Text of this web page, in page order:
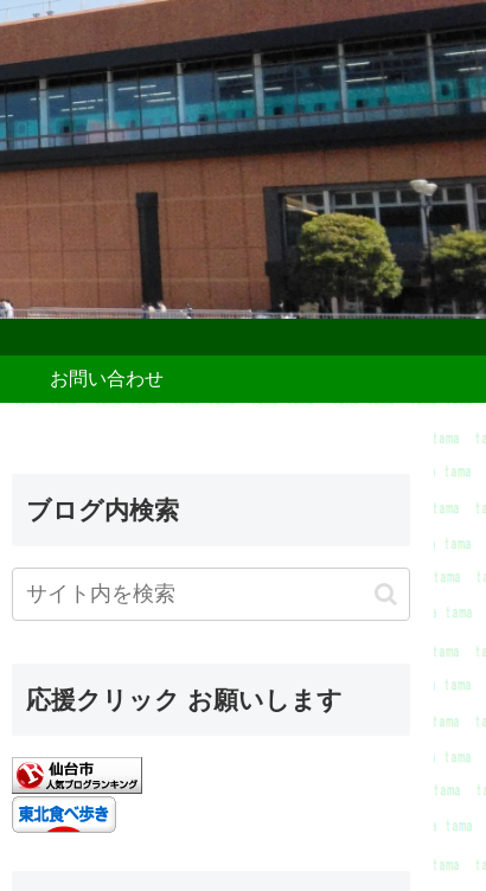
お問い合わせ
ブログ内検索
応援クリック お願いします